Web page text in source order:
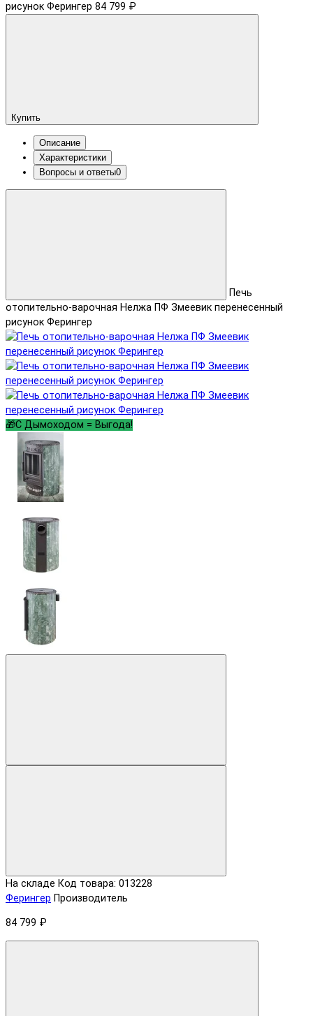
рисунок Ферингер 84 799 ₽
Купить
Описание
Характеристики
Вопросы и ответы0
Печь
отопительно-варочная Нелжа ПФ Змеевик перенесенный
рисунок Ферингер
🎁С Дымоходом = Выгода!
На складе Код товара: 013228
Ферингер Производитель
84 799 ₽